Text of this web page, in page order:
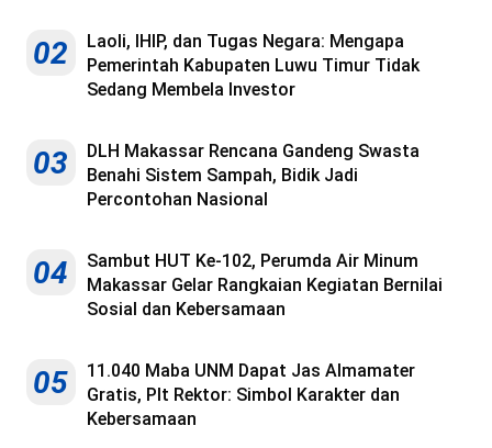
02
Laoli, IHIP, dan Tugas Negara: Mengapa
Pemerintah Kabupaten Luwu Timur Tidak
Sedang Membela Investor
03
DLH Makassar Rencana Gandeng Swasta
Benahi Sistem Sampah, Bidik Jadi
Percontohan Nasional
04
Sambut HUT Ke-102, Perumda Air Minum
Makassar Gelar Rangkaian Kegiatan Bernilai
Sosial dan Kebersamaan
05
11.040 Maba UNM Dapat Jas Almamater
Gratis, Plt Rektor: Simbol Karakter dan
Kebersamaan